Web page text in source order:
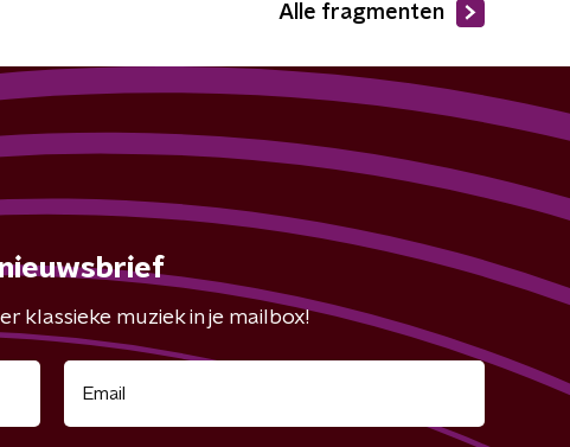
Alle fragmenten
nieuwsbrief
klassieke muziek in je mailbox!